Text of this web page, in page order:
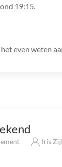
19:15.
even weten
Iris